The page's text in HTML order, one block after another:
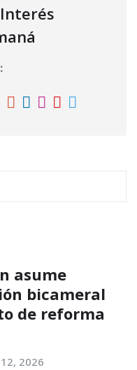
ar
ti
r
asume
bicameral
de reforma
12, 2026